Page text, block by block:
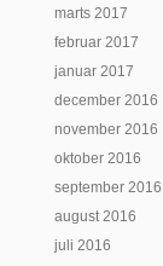
marts 2017
februar 2017
januar 2017
december 2016
november 2016
oktober 2016
september 2016
august 2016
juli 2016